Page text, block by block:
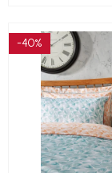
-40%